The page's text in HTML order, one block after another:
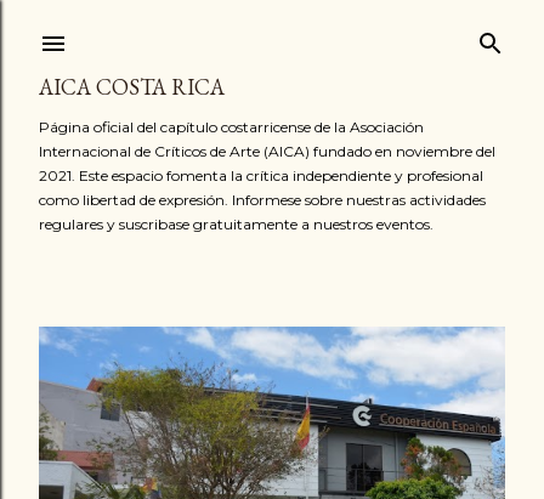
AICA COSTA RICA
Página oficial del capítulo costarricense de la Asociación
Internacional de Críticos de Arte (AICA) fundado en noviembre del
2021. Este espacio fomenta la crítica independiente y profesional
como libertad de expresión. Informese sobre nuestras actividades
regulares y suscribase gratuitamente a nuestros eventos.
E
n
t